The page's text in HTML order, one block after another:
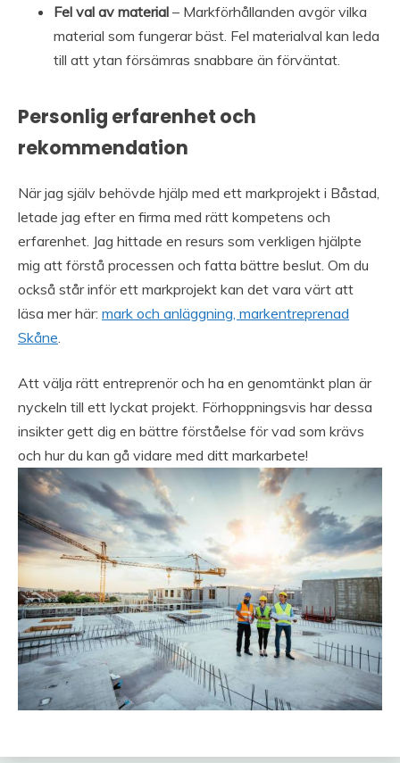
Fel val av material – Markförhållanden avgör vilka
material som fungerar bäst. Fel materialval kan leda
till att ytan försämras snabbare än förväntat.
Personlig erfarenhet och
rekommendation
När jag själv behövde hjälp med ett markprojekt i Båstad,
letade jag efter en firma med rätt kompetens och
erfarenhet. Jag hittade en resurs som verkligen hjälpte
mig att förstå processen och fatta bättre beslut. Om du
också står inför ett markprojekt kan det vara värt att
läsa mer här: mark och anläggning, markentreprenad
Skåne.
Att välja rätt entreprenör och ha en genomtänkt plan är
nyckeln till ett lyckat projekt. Förhoppningsvis har dessa
insikter gett dig en bättre förståelse för vad som krävs
och hur du kan gå vidare med ditt markarbete!